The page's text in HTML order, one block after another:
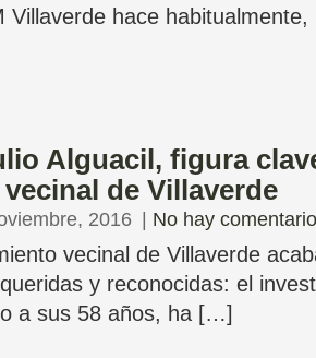
Villaverde hace
Alguacil, figura
de Villaverde
2016 No hay
vecinal de Villaverde
y reconocidas: el
a sus 58 años, ha […]